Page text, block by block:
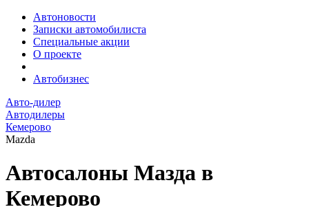
Автоновости
Записки автомобилиста
Специальные акции
О проекте
Автобизнес
Авто-дилер
Автодилеры
Кемерово
Mazda
Автосалоны Мазда в
Кемерово